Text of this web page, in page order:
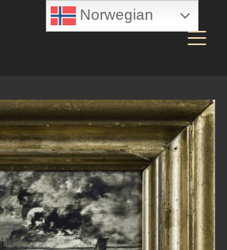
Norwegian